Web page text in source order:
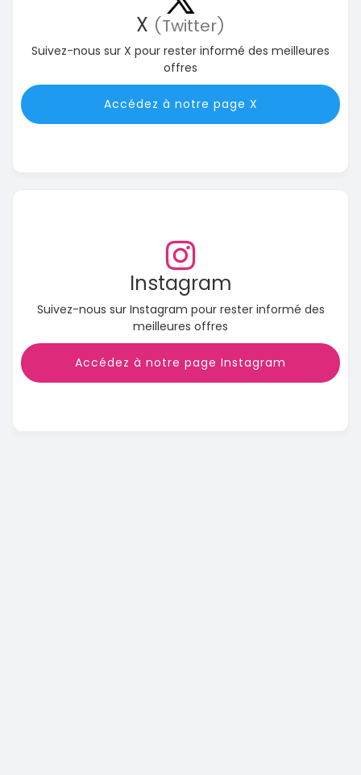
X (Twitter)
Suivez-nous sur X pour rester informé des meilleures
offres
Accédez à notre page X
Instagram
Suivez-nous sur Instagram pour rester informé des
meilleures offres
Accédez à notre page Instagram